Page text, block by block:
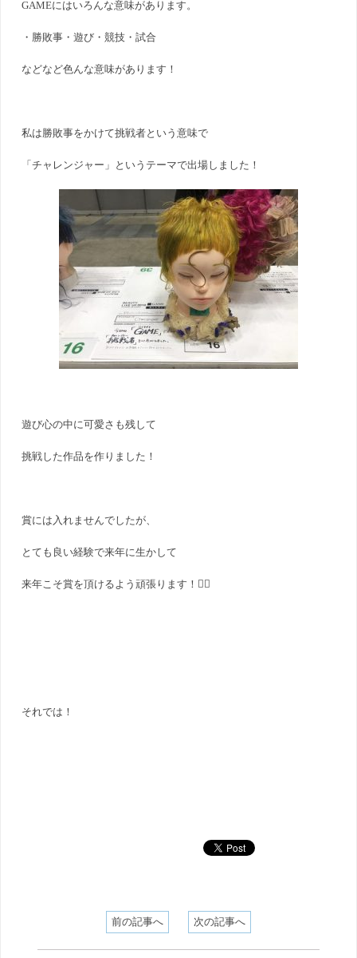
GAMEにはいろんな意味があります。
・勝敗事・遊び・競技・試合
などなど色んな意味があります！
私は勝敗事をかけて挑戦者という意味で
「チャレンジャー」というテーマで出場しました！
遊び心の中に可愛さも残して
挑戦した作品を作りました！
賞には入れませんでしたが、
とても良い経験で来年に生かして
来年こそ賞を頂けるよう頑張ります！✊🏻
それでは！
前の記事へ 次の記事へ